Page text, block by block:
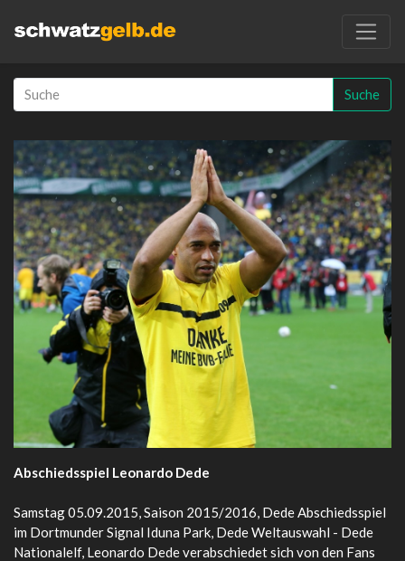
Suche
Abschiedsspiel Leonardo Dede
Samstag 05.09.2015, Saison 2015/2016, Dede Abschiedsspiel
im Dortmunder Signal Iduna Park, Dede Weltauswahl - Dede
Nationalelf, Leonardo Dede verabschiedet sich von den Fans